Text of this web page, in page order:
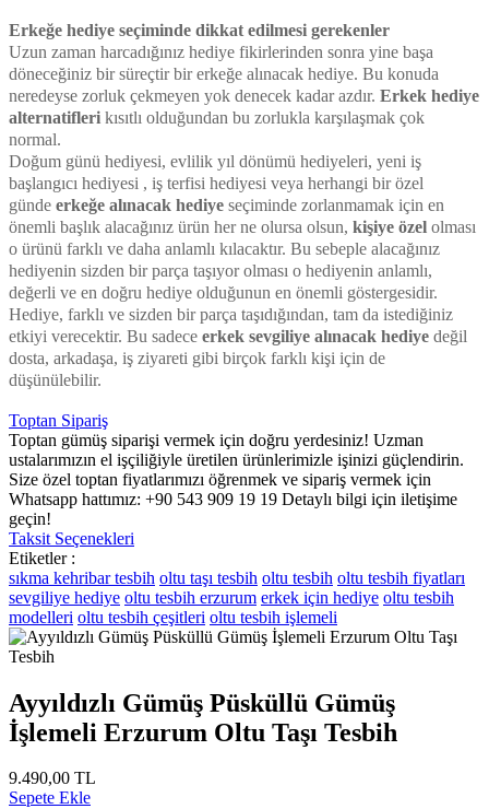
Erkeğe hediye seçiminde dikkat edilmesi gerekenler
Uzun zaman harcadığınız hediye fikirlerinden sonra yine başa
döneceğiniz bir süreçtir bir erkeğe alınacak hediye. Bu konuda
neredeyse zorluk çekmeyen yok denecek kadar azdır. Erkek hediye
alternatifleri kısıtlı olduğundan bu zorlukla karşılaşmak çok
normal.
Doğum günü hediyesi, evlilik yıl dönümü hediyeleri, yeni iş
başlangıcı hediyesi , iş terfisi hediyesi veya herhangi bir özel
günde erkeğe alınacak hediye seçiminde zorlanmamak için en
önemli başlık alacağınız ürün her ne olursa olsun, kişiye özel olması
o ürünü farklı ve daha anlamlı kılacaktır. Bu sebeple alacağınız
hediyenin sizden bir parça taşıyor olması o hediyenin anlamlı,
değerli ve en doğru hediye olduğunun en önemli göstergesidir.
Hediye, farklı ve sizden bir parça taşıdığından, tam da istediğiniz
etkiyi verecektir. Bu sadece erkek sevgiliye alınacak hediye değil
dosta, arkadaşa, iş ziyareti gibi birçok farklı kişi için de
düşünülebilir.
Toptan Sipariş
Toptan gümüş siparişi vermek için doğru yerdesiniz! Uzman
ustalarımızın el işçiliğiyle üretilen ürünlerimizle işinizi güçlendirin.
Size özel toptan fiyatlarımızı öğrenmek ve sipariş vermek için
Whatsapp hattımız: +90 543 909 19 19 Detaylı bilgi için iletişime
geçin!
Taksit Seçenekleri
Etiketler :
sıkma kehribar tesbih oltu taşı tesbih oltu tesbih oltu tesbih fiyatları
sevgiliye hediye oltu tesbih erzurum erkek için hediye oltu tesbih
modelleri oltu tesbih çeşitleri oltu tesbih işlemeli
Ayyıldızlı Gümüş Püsküllü Gümüş
İşlemeli Erzurum Oltu Taşı Tesbih
9.490,00 TL
Sepete Ekle